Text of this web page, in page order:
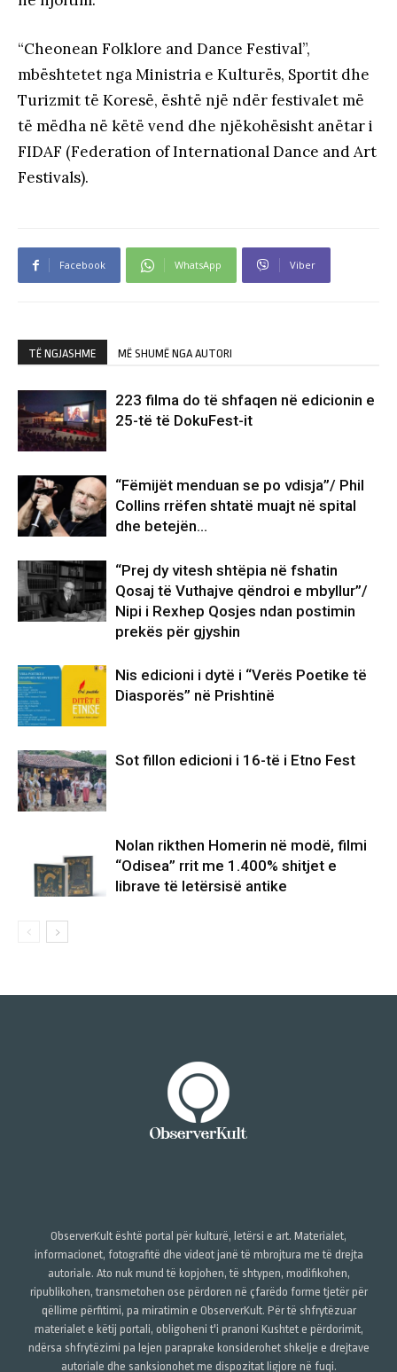
“Cheonean Folklore and Dance Festival”,
mbështetet nga Ministria e Kulturës, Sportit dhe
Turizmit të Koresë, është një ndër festivalet më
të mëdha në këtë vend dhe njëkohësisht anëtar i
FIDAF (Federation of International Dance and Art
Festivals).
Facebook WhatsApp Viber
TË NGJASHME MË SHUMË NGA AUTORI
223 filma do të shfaqen në edicionin e
25-të të DokuFest-it
“Fëmijët menduan se po vdisja”/ Phil
Collins rrëfen shtatë muajt në spital
dhe betejën…
“Prej dy vitesh shtëpia në fshatin
Qosaj të Vuthajve qëndroi e mbyllur”/
Nipi i Rexhep Qosjes ndan postimin
prekës për gjyshin
Nis edicioni i dytë i “Verës Poetike të
Diasporës” në Prishtinë
Sot fillon edicioni i 16-të i Etno Fest
Nolan rikthen Homerin në modë, filmi
“Odisea” rrit me 1.400% shitjet e
librave të letërsisë antike
ObserverKult është portal për kulturë, letërsi e art. Materialet,
informacionet, fotografitë dhe videot janë të mbrojtura me të drejta
autoriale. Ato nuk mund të kopjohen, të shtypen, modifikohen,
ripublikohen, transmetohen ose përdoren në çfarëdo forme tjetër për
qëllime përfitimi, pa miratimin e ObserverKult. Për të shfrytëzuar
materialet e këtij portali, obligoheni t'i pranoni Kushtet e përdorimit,
ndërsa shfrytëzimi pa lejen paraprake konsiderohet shkelje e drejtave
autoriale dhe sanksionohet me dispozitat ligjore në fuqi.